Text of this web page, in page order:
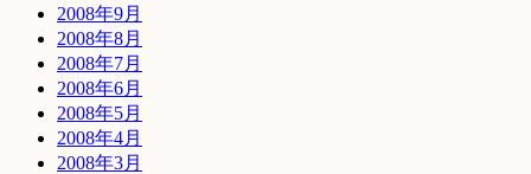
2008年9月
2008年8月
2008年7月
2008年6月
2008年5月
2008年4月
2008年3月